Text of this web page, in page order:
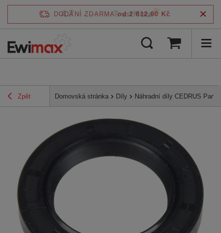
DODÁNÍ ZDARMA od 2 812,00 Kč
Zpět Domovská stránka Díly Náhradní díly CEDRUS Parts
4.7 /5 ověřeno podle